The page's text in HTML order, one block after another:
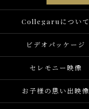
Collegaruについて
ビデオパッケージ
セレモニー映像
お子様の思い出映像